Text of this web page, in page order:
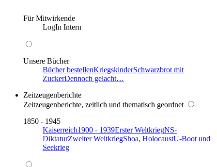
Für Mitwirkende
LogIn Intern
Unsere Bücher
Bücher bestellenKriegskinderSchwarzbrot mit
ZuckerDennoch gelacht…
Zeitzeugenberichte
Zeitzeugenberichte, zeitlich und thematisch geordnet
1850 - 1945
Kaiserreich1900 - 1939Erster WeltkriegNS-
DiktaturZweiter WeltkriegShoa, HolocaustU-Boot und
Seekrieg